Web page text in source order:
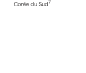
Corée du Sud 7